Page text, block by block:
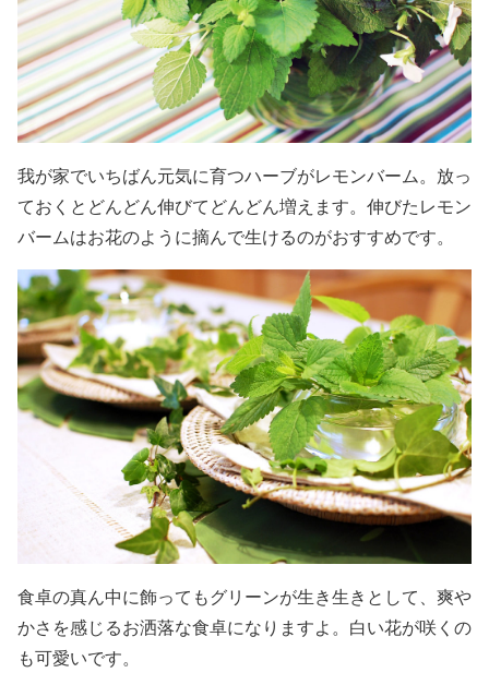
我が家でいちばん元気に育つハーブがレモンバーム。放っ
ておくとどんどん伸びてどんどん増えます。伸びたレモン
バームはお花のように摘んで生けるのがおすすめです。
食卓の真ん中に飾ってもグリーンが生き生きとして、爽や
かさを感じるお洒落な食卓になりますよ。白い花が咲くの
も可愛いです。